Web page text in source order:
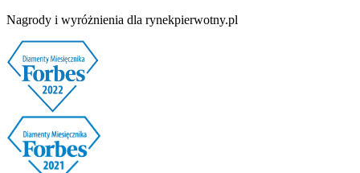
Nagrody i wyróżnienia dla rynekpierwotny.pl